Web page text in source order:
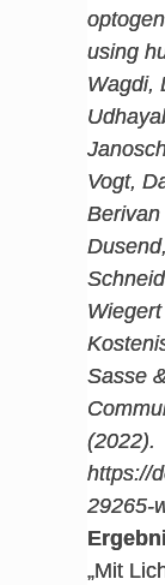
using
Wagdi,
Vogt,
Sasse
(2022).
https://
29265-
„Mit